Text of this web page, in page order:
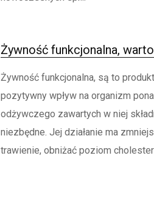
Żywność funkcjonalna,
Żywność funkcjonalna, są to
pozytywny wpływ na organizm
odżywczego zawartych w niej
niezbędne. Jej działanie ma
trawienie, obniżać poziom